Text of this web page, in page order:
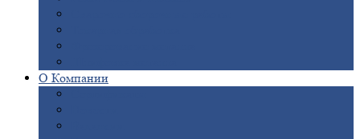
О Компании